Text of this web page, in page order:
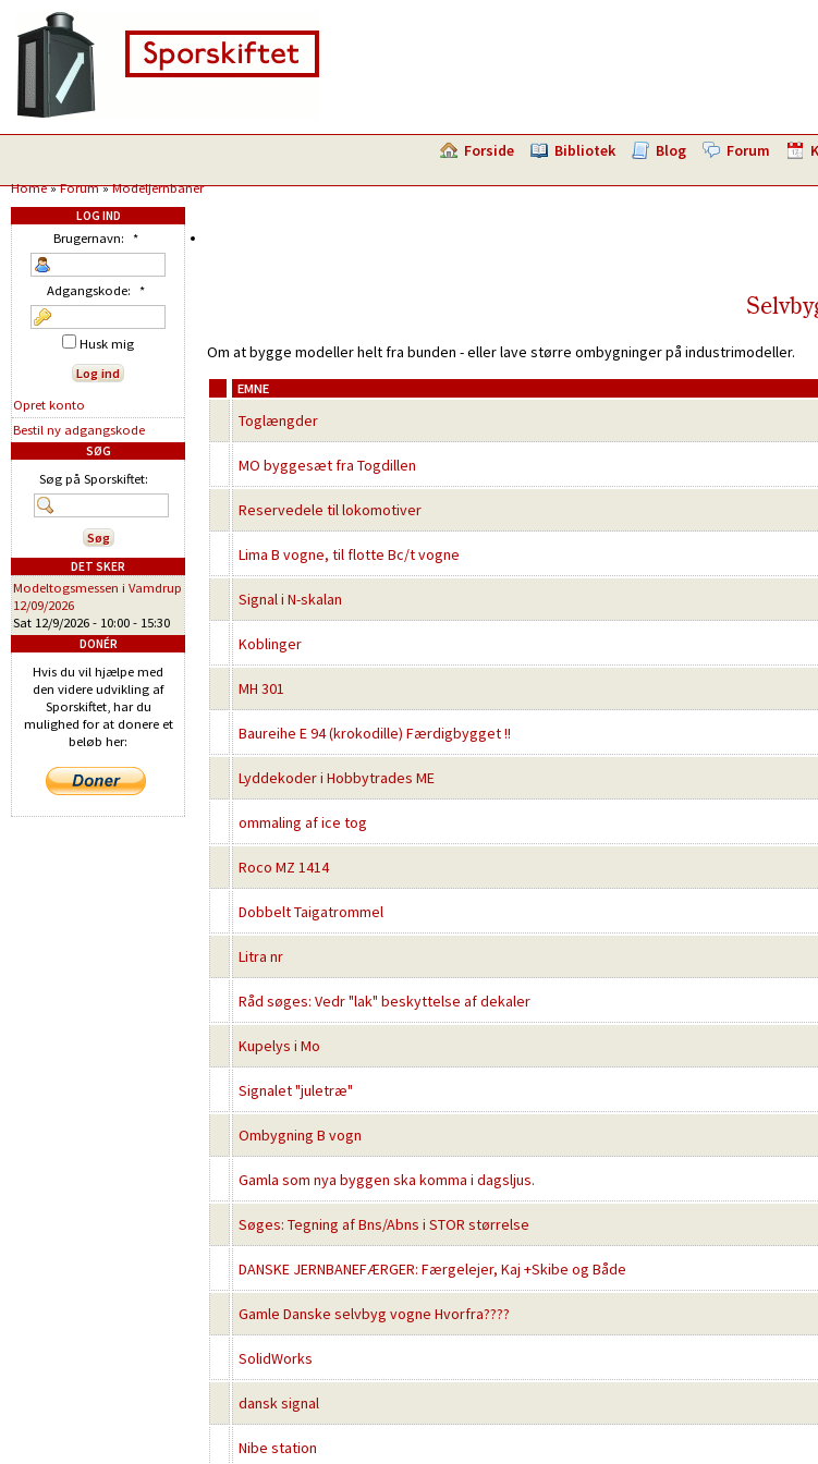
Forside Bibliotek Blog Forum
Home»Forum»Modeljernbaner
Om at bygge modeller helt fra bunden - eller lave større ombygninger på industrimodeller.
EMNE
Toglængder
MO byggesæt fra Togdillen
Reservedele til lokomotiver
Lima B vogne, til flotte Bc/t vogne
Signal i N-skalan
Koblinger
MH 301
Baureihe E 94 (krokodille) Færdigbygget !!
Lyddekoder i Hobbytrades ME
ommaling af ice tog
Roco MZ 1414
Dobbelt Taigatrommel
Litra nr
Råd søges: Vedr "lak" beskyttelse af dekaler
Kupelys i Mo
Signalet "juletræ"
Ombygning B vogn
Gamla som nya byggen ska komma i dagsljus.
Søges: Tegning af Bns/Abns i STOR størrelse
DANSKE JERNBANEFÆRGER: Færgelejer, Kaj +Skibe og Både
Gamle Danske selvbyg vogne Hvorfra????
SolidWorks
dansk signal
Nibe station
LOG IND
Brugernavn: *
Adgangskode: *
Husk mig
Opret konto
Bestil ny adgangskode
SØG
Søg på Sporskiftet:
DET SKER
Modeltogsmessen i Vamdrup
12/09/2026
Sat 12/9/2026 - 10:00 - 15:30
DONÉR
Hvis du vil hjælpe med
den videre udvikling af
Sporskiftet, har du
mulighed for at donere et
beløb her: